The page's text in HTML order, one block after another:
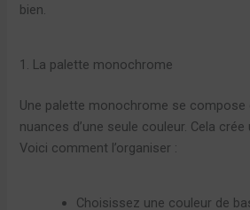
bien.
1. La palette monochrome
Une palette monochrome se
nuances d’une seule couleur. Cela
Voici comment l’organiser :
Choisissez une couleur de